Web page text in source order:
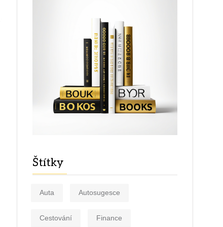
Štítky
Auta Autosugesce
Cestování Finance